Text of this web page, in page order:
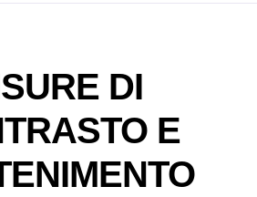
DI
E